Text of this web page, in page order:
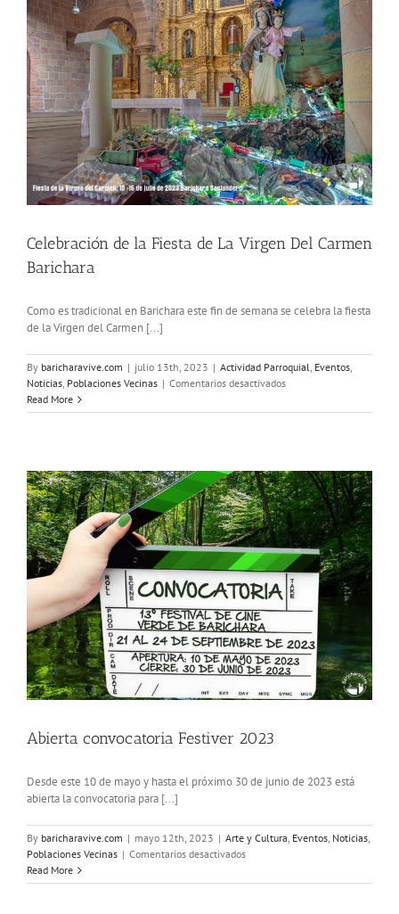
Barichara
Celebración de la Fiesta de La Virgen Del Carmen
Barichara
Como es tradicional en Barichara este fin de semana se celebra la fiesta
de la Virgen del Carmen [...]
By baricharavive.com | julio 13th, 2023 | Actividad Parroquial Eventos
Noticias Poblaciones Vecinas | Comentarios desactivadosen
de
La
Virgen
Del
Carmen
Barichara
Read More
Abierta convocatoria Festiver 2023
Desde este 10 de mayo y hasta el próximo 30 de junio de 2023 está
abierta la convocatoria para [...]
By baricharavive.com | mayo 12th, 2023 | Arte y Cultura Eventos Noticias
Poblaciones Vecinas | Comentarios desactivadosen
convocatoria
Read More